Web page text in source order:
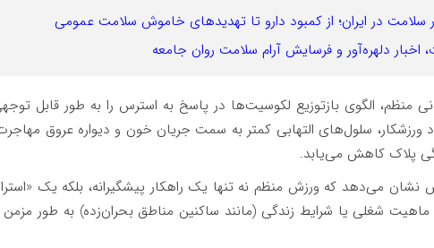
در ایران؛ از کمبود دارو تا تهدیدهای خاموش سلامت عمومی
اخبار دلهره‌آور و فرسایش آرام سلامت روان جامعه
منظم، الگوی بازتوزیع لکوسیت‌ها در پاسخ به استرس را به طور قابل
ورزشکار، سلول‌های التهابی کمتر به سمت جریان خون و دیواره عروق
پلاک کاهش می‌یابد.
می‌دهد که ورزش منظم نه تنها یک راهکار پیشگیرانه، بلکه یک
ماهیت شغلی یا شرایط زندگی (مانند ساکنین مناطق بحران‌زده) به طور